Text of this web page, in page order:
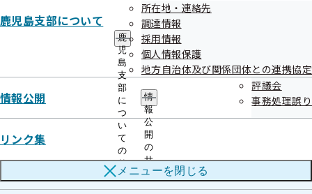
鹿児島支部について
鹿
児
島
支
部
に
つ
い
て
の
サ
ブ
メ
所在地・連絡先
調達情報
採用情報
個人情報保護
地方自治体及び関係団体との連携協定
情報公開
情
報
公
開
の
サ
ブ
メ
評議会
事務処理誤り
リンク集
メニューを閉じる
資格情報のお知らせ（資格確認書）および限
度額適用認定証等の交付に関するお知らせ
インセンティブ制度は健康保険料率の引き下
げにつながります！
医療費節約への第一歩 かかりつけ医について